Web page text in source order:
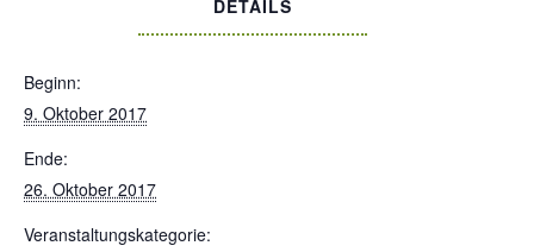
DETAILS
Beginn:
9. Oktober 2017
Ende:
26. Oktober 2017
Veranstaltungskategorie: